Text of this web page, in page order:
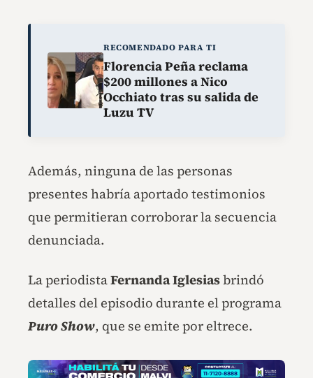
RECOMENDADO PARA TI
Florencia Peña reclama
$200 millones a Nico
Occhiato tras su salida de
Luzu TV
Además, ninguna de las personas
presentes habría aportado testimonios
que permitieran corroborar la secuencia
denunciada.
La periodistaFernanda Iglesiasbrindó
detalles del episodio durante el programa
Puro Show, que se emite por eltrece.